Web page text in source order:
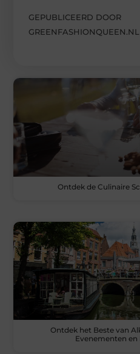
GEPUBLICEERD DOOR
GREENFASHIONQUEEN.NL
Ontdek de Culinaire
Ontdek het Beste van
Evenementen